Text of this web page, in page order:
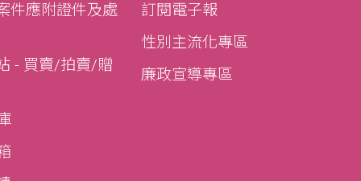
件應附證件及處
- 買賣/拍賣/贈
訂閱電子報
性別主流化專區
廉政宣導專區